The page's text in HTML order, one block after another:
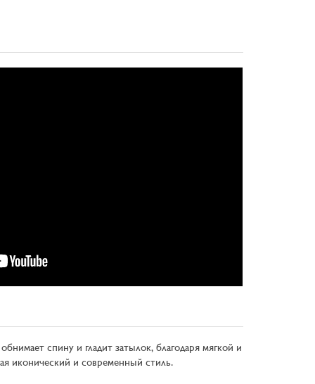
спину и гладит затылок, благодаря мягкой и
иконический и современный стиль.